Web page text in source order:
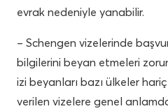
evrak nedeniyle yanabilir.
– Schengen vizelerinde
bilgilerini beyan etmeleri
izi beyanları bazı ülkeler
verilen vizelere genel